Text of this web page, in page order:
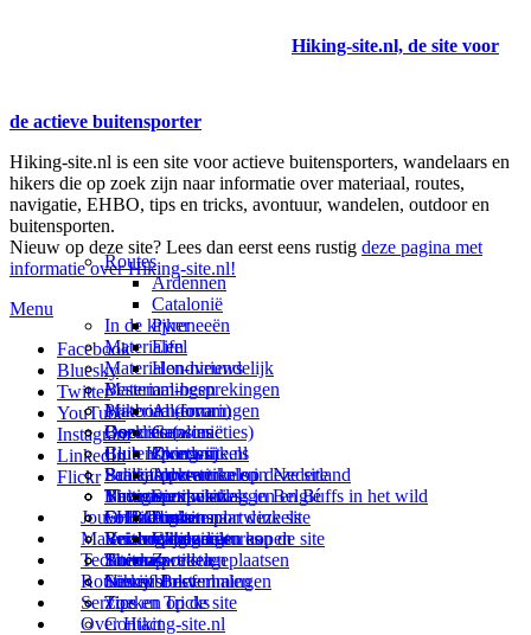
Hiking-site.nl, de site voor
de actieve buitensporter
Hiking-site.nl is een site voor actieve buitensporters, wandelaars en
hikers die op zoek zijn naar informatie over materiaal, routes,
navigatie, EHBO, tips en tricks, avontuur, wandelen, outdoor en
buitensporten.
Nieuw op deze site? Lees dan eerst eens rustig deze pagina met
informatie over Hiking-site.nl!
Menu
Facebook
Bluesky
Twitter
YouTube
Instagram
LinkedIn
Flickr
Jouw Hiking-site.nl
Prikbord (forum)
Goodies (winacties)
Club Hiking-site.nl
Schrijfblok-artikelen
Virtuele exposities
Fotoalbums
Materialen: kiezen en kopen
In de kijker
Materialen
Materialen-nieuws
Materiaal-besprekingen
Materiaal-ervaringen
Boekrecensies
Buitensportwinkels
Buitensportwinkels in Nederland
Buitensportwinkels in Belgié
Online buitensportwinkels
Reisboekhandels
Technieken
Navigatie
EHBO
Verzorging
Thema-artikelen
Routes en Bestemmingen
Routes
Ardennen
Catalonië
Pyreneeën
Eifel
Hondvriendelijk
Bestemmingen
Andorra
Catalonië
Zweden
Paalkamperen
Thema-artikelen
Andorra
Catalonië
Zweden
Schrijfblokverhalen
Service
Buitensportvacatures
Buitensportstageplaatsen
Links
Tips en Tricks
Over Hiking-site.nl
Deze site
Over mij
Adverteren op deze site
Summit-vlaggen en Buffs in het wild
Linken naar deze site
Wijzigingen aan de site
Sitemap
Nieuwsbrief
Zoeken op de site
Contact